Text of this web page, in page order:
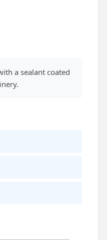
a sealant coated